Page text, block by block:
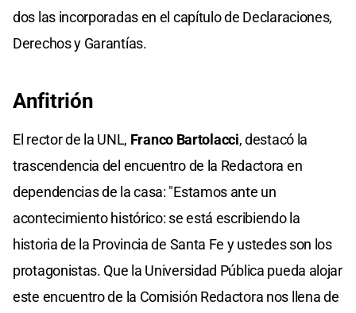
dos las incorporadas en el capítulo de Declaraciones,
Derechos y Garantías.
Anfitrión
El rector de la UNL, Franco Bartolacci, destacó la
trascendencia del encuentro de la Redactora en
dependencias de la casa: "Estamos ante un
acontecimiento histórico: se está escribiendo la
historia de la Provincia de Santa Fe y ustedes son los
protagonistas. Que la Universidad Pública pueda alojar
este encuentro de la Comisión Redactora nos llena de